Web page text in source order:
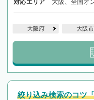
対応エリア 大阪、全国オ
大阪府 大阪市
絞り込み検索のコツ